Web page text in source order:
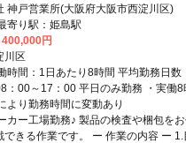
神戸営業所(大阪府大阪市西淀川区)
寄り駅：姫島駅
円
川区
時間：1日あたり8時間 平均勤務日数
：00～17：00 平日のみ勤務 ・実働8
より勤務時間に変動あり
カー工場勤務♪ 製品の検査や梱包を
できる作業です。 ー 作業の内容 ー